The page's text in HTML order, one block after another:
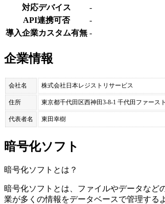
対応デバイス
-
API連携可否
-
導入企業カスタム有無 -
企業情報
会社名 株式会社日本レジストリサービス
住所 東京都千代田区西神田3-8-1 千代田ファース
代表者名 東田幸樹
暗号化ソフト
暗号化ソフト とは？
暗号化ソフトとは、ファイルやデータなど
業が多くの情報をデータベースで管理する